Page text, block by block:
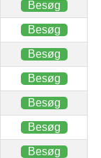
Besøg
Besøg
Besøg
Besøg
Besøg
Besøg
Besøg